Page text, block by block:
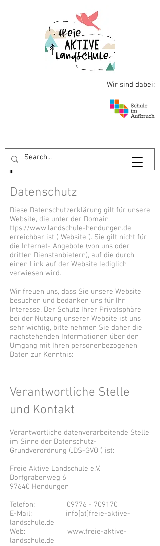
Wir sind dabei:
Datenschutz
Diese Datenschutzerklärung gilt für unsere
Website, die unter der Domain
ttps://www.landschule-hendungen.de
erreichbar ist („Website“). Sie gilt nicht für
die Internet- Angebote (von uns oder
dritten Dienstanbietern), auf die durch
einen Link auf der Website lediglich
verwiesen wird.
Wir freuen uns, dass Sie unsere Website
besuchen und bedanken uns für Ihr
Interesse. Der Schutz Ihrer Privatsphäre
bei der Nutzung unserer Website ist uns
sehr wichtig, bitte nehmen Sie daher die
nachstehenden Informationen über den
Umgang mit Ihren personenbezogenen
Daten zur Kenntnis:
Verantwortliche Stelle
und Kontakt
Verantwortliche datenverarbeitende Stelle
im Sinne der Datenschutz-
Grundverordnung („DS-GVO“) ist:
Freie Aktive Landschule e.V.
Dorfgrabenweg 6
97640 Hendungen
Telefon: 09776 - 709170
E-Mail: info[at]freie-aktive-
landschule.de
Web: www.freie-aktive-
landschule.de